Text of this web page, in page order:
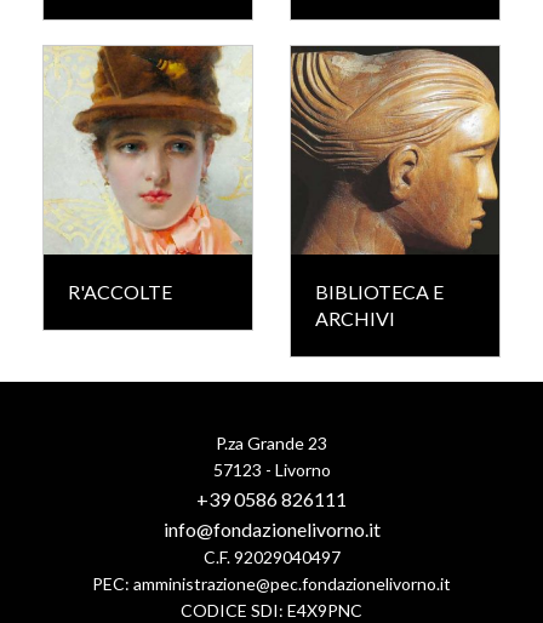
R'ACCOLTE
BIBLIOTECA E
ARCHIVI
P.za Grande 23
57123 - Livorno
+39 0586 826111
info@fondazionelivorno.it
C.F. 92029040497
PEC: amministrazione@pec.fondazionelivorno.it
CODICE SDI: E4X9PNC